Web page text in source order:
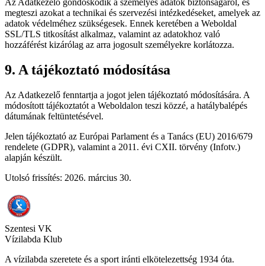
Az Adatkezelő gondoskodik a személyes adatok biztonságáról, és
megteszi azokat a technikai és szervezési intézkedéseket, amelyek az
adatok védelméhez szükségesek. Ennek keretében a Weboldal
SSL/TLS titkosítást alkalmaz, valamint az adatokhoz való
hozzáférést kizárólag az arra jogosult személyekre korlátozza.
9. A tájékoztató módosítása
Az Adatkezelő fenntartja a jogot jelen tájékoztató módosítására. A
módosított tájékoztatót a Weboldalon teszi közzé, a hatálybalépés
dátumának feltüntetésével.
Jelen tájékoztató az Európai Parlament és a Tanács (EU) 2016/679
rendelete (GDPR), valamint a 2011. évi CXII. törvény (Infotv.)
alapján készült.
Utolsó frissítés: 2026. március 30.
Szentesi VK
Vízilabda Klub
A vízilabda szeretete és a sport iránti elkötelezettség 1934 óta.